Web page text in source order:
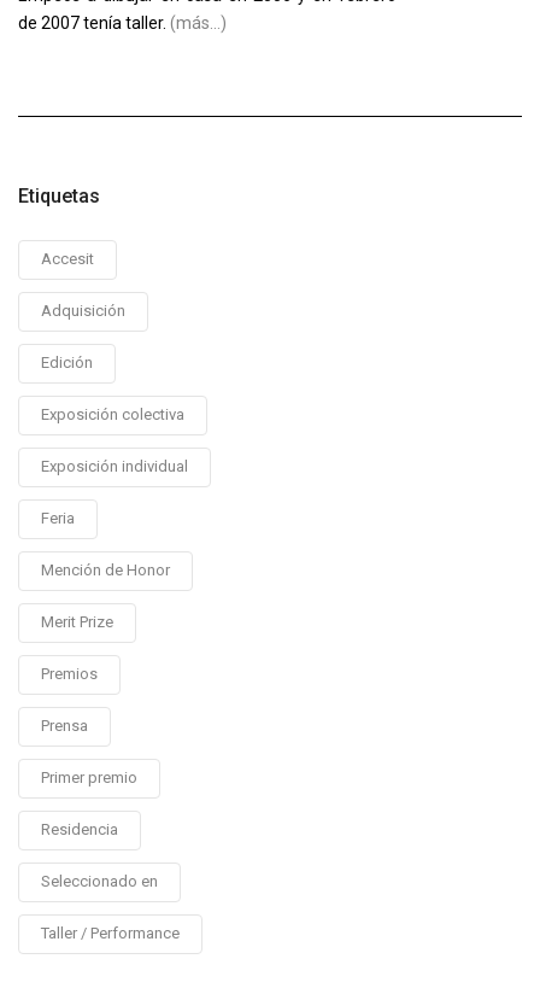
de 2007 tenía taller. (más…)
Etiquetas
Accesit
Adquisición
Edición
Exposición colectiva
Exposición individual
Feria
Mención de Honor
Merit Prize
Premios
Prensa
Primer premio
Residencia
Seleccionado en
Taller / Performance